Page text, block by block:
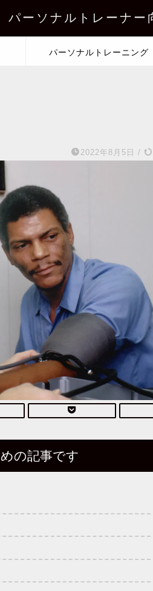
パーソナルトレーナー
パーソナルトレーニング
2022年8月5日 /
の記事です